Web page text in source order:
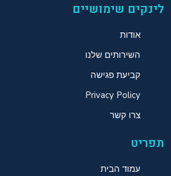
לינקים שימושיים
אודות
השירותים שלנו
קביעת פגישה
Privacy Policy
צרו קשר
תפריט
עמוד הבית